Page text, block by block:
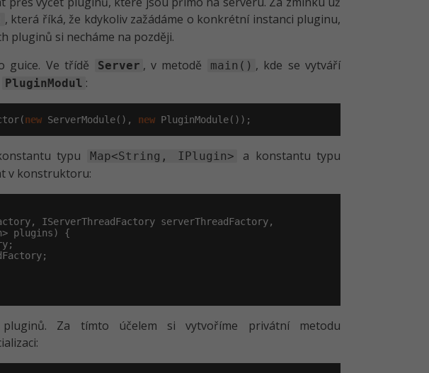
, která říká, že kdykoliv zažádáme o konkrétní instanci pluginu,
pluginů si necháme na později.
guice. Ve třídě
Server , v metodě main() , kde se vytváří
PluginModul :
new ServerModule(), new PluginModule());
typu Map<String, IPlugin> a konstantu typu
v konstruktoru:
IServerThreadFactory serverThreadFactory,
plugins) {
Za tímto účelem si vytvoříme privátní metodu